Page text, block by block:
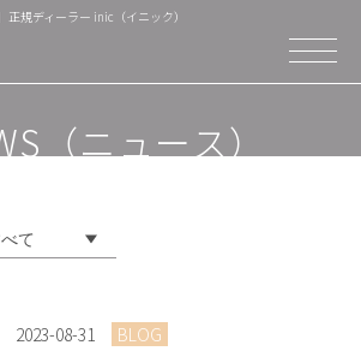
正規ディーラー inic（イニック）
2023-08-31 BLOG